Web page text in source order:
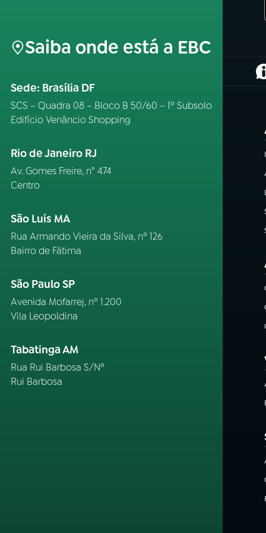
Saiba onde está a EBC
Sede: Brasília DF
SCS – Quadra 08 – Bloco B 50/60 – 1º Subsolo
Edifício Venâncio Shopping
Rio de Janeiro RJ
Av. Gomes Freire, n° 474
Centro
São Luís MA
Rua Armando Vieira da Silva, nº 126
Bairro de Fátima
São Paulo SP
Avenida Mofarrej, nº 1.200
Vila Leopoldina
Tabatinga AM
Rua Rui Barbosa S/Nº
Rui Barbosa